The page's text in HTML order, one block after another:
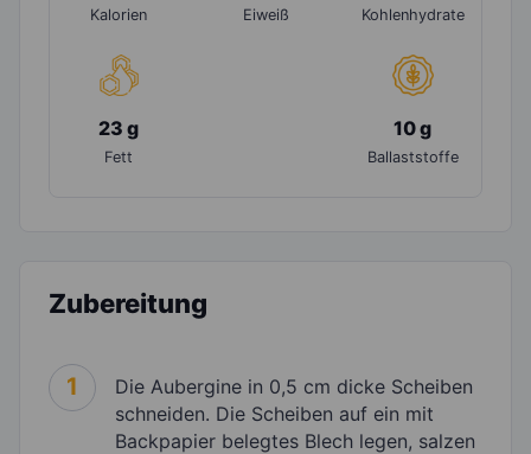
Kalorien Eiweiß Kohlenhydrate
23 g
Fett
10 g
Ballaststoffe
Zubereitung
1
Die Aubergine in 0,5 cm dicke Scheiben
schneiden. Die Scheiben auf ein mit
Backpapier belegtes Blech legen, salzen